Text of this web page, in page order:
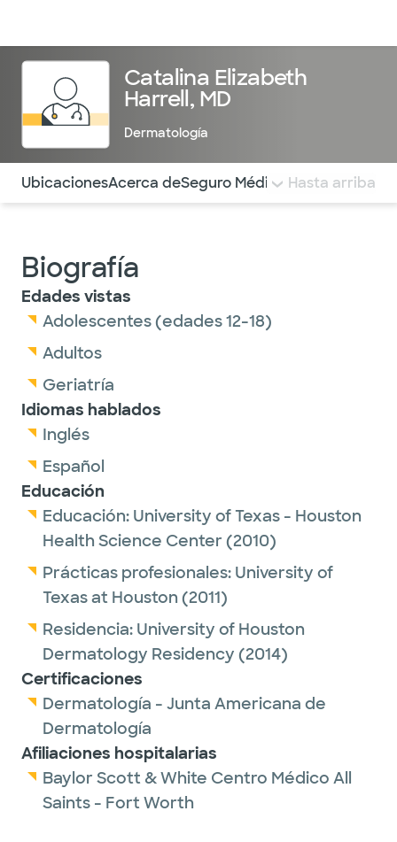
Catalina Elizabeth
Harrell, MD
Dermatología
Utilice esta navegación para saltar rápidamente a
UbicacionesAcerca deSeguro Médico COMENTARIOS
Hasta arriba
Biografía
Edades vistas
Adolescentes (edades 12-18)
Adultos
Geriatría
Idiomas hablados
Inglés
Español
Educación
Educación: University of Texas - Houston
Health Science Center (2010)
Prácticas profesionales: University of
Texas at Houston (2011)
Residencia: University of Houston
Dermatology Residency (2014)
Certificaciones
Dermatología - Junta Americana de
Dermatología
Afiliaciones hospitalarias
Baylor Scott & White Centro Médico All
Saints - Fort Worth